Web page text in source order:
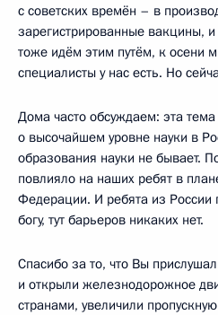
с советских времён – в
зарегистрированные вакцины,
тоже идём этим путём, к осени
специалисты у нас есть. Но
Дома часто обсуждаем: эта
о высочайшем уровне науки в
образования науки не бывает.
повлияло на наших ребят в
Федерации. И ребята из
богу, тут барьеров никаких нет.
Спасибо за то, что Вы
и открыли железнодорожное
странами, увеличили